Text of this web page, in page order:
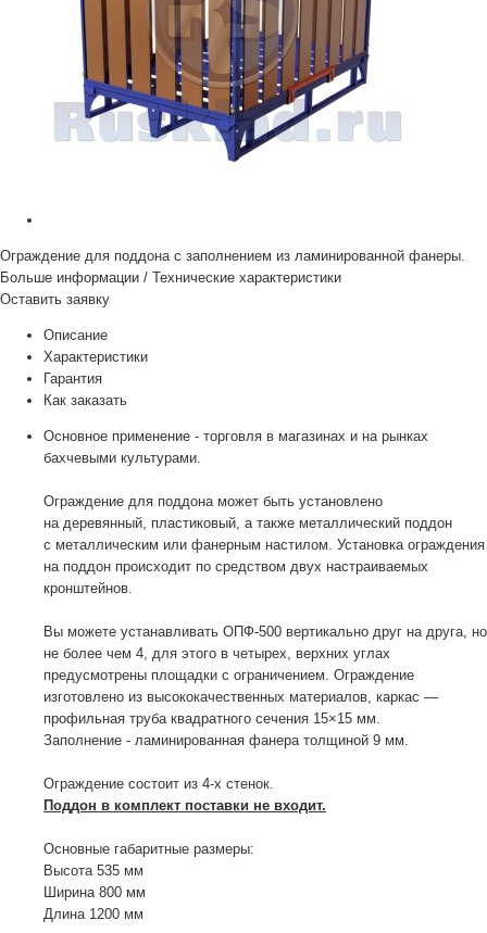
Ограждение для поддона с заполнением из ламинированной фанеры.
Больше информации / Технические характеристики
Оставить заявку
Описание
Характеристики
Гарантия
Как заказать
Основное применение - торговля в магазинах и на рынках
бахчевыми культурами.
Ограждение для поддона может быть установлено
на деревянный, пластиковый, а также металлический поддон
с металлическим или фанерным настилом. Установка ограждения
на поддон происходит по средством двух настраиваемых
кронштейнов.
Вы можете устанавливать ОПФ-500 вертикально друг на друга, но
не более чем 4, для этого в четырех, верхних углах
предусмотрены площадки с ограничением. Ограждение
изготовлено из высококачественных материалов, каркас —
профильная труба квадратного сечения 15×15 мм.
Заполнение - ламинированная фанера толщиной 9 мм.
Ограждение состоит из 4-х стенок.
Поддон в комплект поставки не входит.
Основные габаритные размеры:
Высота 535 мм
Ширина 800 мм
Длина 1200 мм